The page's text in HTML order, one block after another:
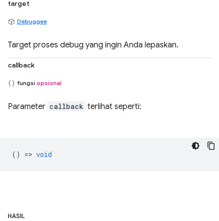
target
Debuggee
Target proses debug yang ingin Anda lepaskan.
callback
fungsi opsional
Parameter callback terlihat seperti:
() => void
HASIL